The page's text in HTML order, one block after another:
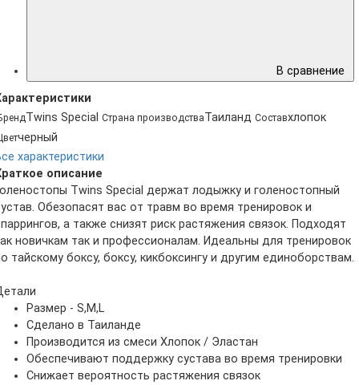
В сравнение
Twins Special Страна производстваТаиланд Составхлопок
черный
характеристики
описание
Twins Special держат лодыжку и голеностопный
Обезопасят вас от травм во время тренировок и
а также снизят риск растяжения связок. Подходят
новичкам так и профессионалам. Идеальны для тренировок
тайскому боксу, боксу, кикбоксингу и другим единоборствам.
Размер - S,M,L
Сделано в Таиланде
Производится из смеси Хлопок / Эластан
Обеспечивают поддержку сустава во время тренировки
Снижает вероятность растяжения связок